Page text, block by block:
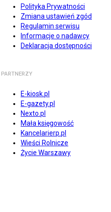
Polityka Prywatności
Zmiana ustawień zgód
Regulamin serwisu
Informacje o nadawcy
Deklaracja dostępności
PARTNERZY
E-kiosk.pl
E-gazety.pl
Nexto.pl
Mała księgowość
Kancelarierp.pl
Wieści Rolnicze
Życie Warszawy